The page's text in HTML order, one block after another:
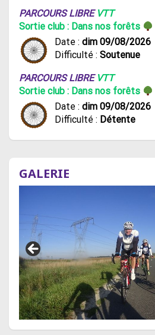
PARCOURS LIBRE VTT
Sortie club : Dans nos forêts
Date : dim 09/08/2026
Difficulté : Soutenue
PARCOURS LIBRE VTT
Sortie club : Dans nos forêts
Date : dim 09/08/2026
Difficulté : Détente
GALERIE